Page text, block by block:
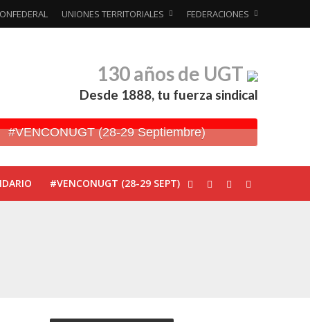
UNIONES TERRITORIALES FEDERACIONES
130 años de UGT
Desde 1888, tu fuerza sindical
#VENCONUGT (28-29 Septiembre)
#VENCONUGT (28-29 SEPT)